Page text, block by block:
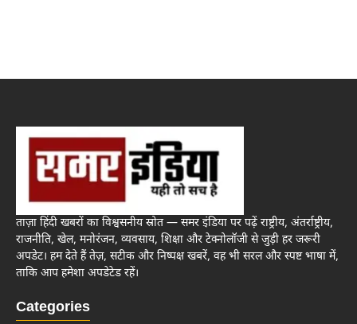
ताज़ा हिंदी खबरों का विश्वसनीय स्रोत — समर इंडिया पर पढ़ें राष्ट्रीय, अंतर्राष्ट्रीय,
राजनीति, खेल, मनोरंजन, व्यवसाय, शिक्षा और टेक्नोलॉजी से जुड़ी हर जरूरी
अपडेट। हम देते हैं तेज़, सटीक और निष्पक्ष खबरें, वह भी सरल और स्पष्ट भाषा में,
ताकि आप हमेशा अपडेटेड रहें।
Categories